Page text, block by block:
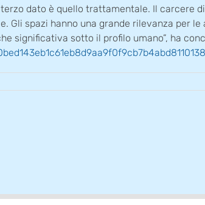
dato è quello trattamentale. Il carcere
Gli spazi hanno una grande rilevanza per
significativa sotto il profilo umano”, ha